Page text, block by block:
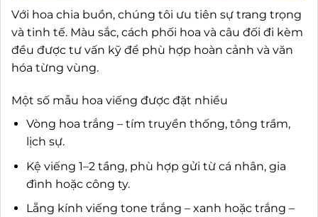
Với hoa chia buồn, chúng tôi ưu tiên sự trang trọng
và tinh tế. Màu sắc, cách phối hoa và câu đối đi kèm
đều được tư vấn kỹ để phù hợp hoàn cảnh và văn
hóa từng vùng.
Một số mẫu hoa viếng được đặt nhiều
Vòng hoa trắng – tím truyền thống, tông trầm,
lịch sự.
Kệ viếng 1–2 tầng, phù hợp gửi từ cá nhân, gia
đình hoặc công ty.
Lẵng kính viếng tone trắng – xanh hoặc trắng –